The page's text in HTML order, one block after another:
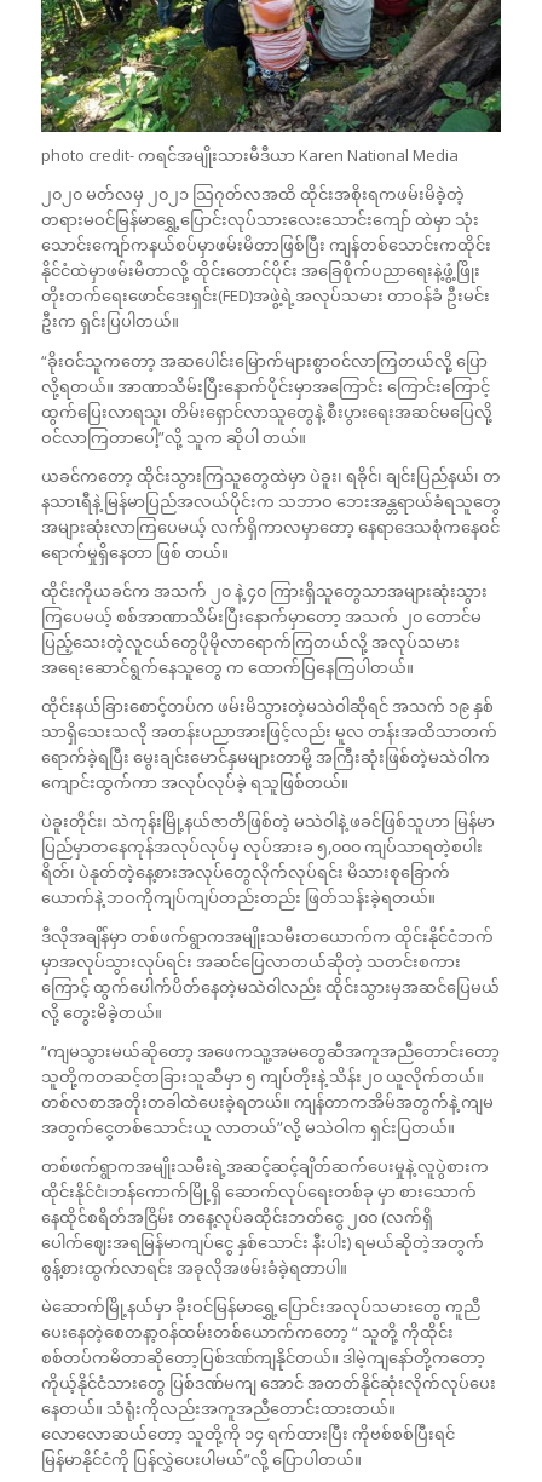
photo credit- ကရင်အမျိုးသားမီဒီယာ Karen National Media
၂၀၂၀ မတ်လမှ ၂၀၂၁ သြဂုတ်လအထိ ထိုင်းအစိုးရကဖမ်းမိခဲ့တဲ့
တရားမဝင်မြန်မာရွှေ့ပြောင်းလုပ်သားလေးသောင်းကျော် ထဲမှာ သုံး
သောင်းကျော်ကနယ်စပ်မှာဖမ်းမိတာဖြစ်ပြီး ကျန်တစ်သောင်းကထိုင်း
နိုင်ငံထဲမှာဖမ်းမိတာလို့ ထိုင်းတောင်ပိုင်း အခြေစိုက်ပညာရေးနဲ့ဖွံ့ဖြိုး
တိုးတက်ရေးဖောင်ဒေးရှင်း(FED)အဖွဲ့ရဲ့အလုပ်သမား တာဝန်ခံ ဦးမင်း
ဦးက ရှင်းပြပါတယ်။
“ခိုးဝင်သူကတော့ အဆပေါင်းမြောက်များစွာဝင်လာကြတယ်လို့ ပြော
လို့ရတယ်။ အာဏာသိမ်းပြီးနောက်ပိုင်းမှာအကြောင်း ကြောင်းကြောင့်
ထွက်ပြေးလာရသူ၊ တိမ်းရှောင်လာသူတွေနဲ့ စီးပွားရေးအဆင်မပြေလို့
ဝင်လာကြတာပေါ့”လို့ သူက ဆိုပါ တယ်။
ယခင်ကတော့ ထိုင်းသွားကြသူတွေထဲမှာ ပဲခူး၊ ရခိုင်၊ ချင်းပြည်နယ်၊ တ
နသာၤရီနဲ့ မြန်မာပြည်အလယ်ပိုင်းက သဘာဝ ဘေးအန္တရာယ်ခံရသူတွေ
အများဆုံးလာကြပေမယ့် လက်ရှိကာလမှာတော့ နေရာဒေသစုံကနေဝင်
ရောက်မှုရှိနေတာ ဖြစ် တယ်။
ထိုင်းကိုယခင်က အသက် ၂၀ နဲ့ ၄၀ ကြားရှိသူတွေသာအများဆုံးသွား
ကြပေမယ့် စစ်အာဏာသိမ်းပြီးနောက်မှာတော့ အသက် ၂၀ တောင်မ
ပြည့်သေးတဲ့လူငယ်တွေပိုမိုလာရောက်ကြတယ်လို့ အလုပ်သမား
အရေးဆောင်ရွက်နေသူတွေ က ထောက်ပြနေကြပါတယ်။
ထိုင်းနယ်ခြားစောင့်တပ်က ဖမ်းမိသွားတဲ့မသဲဝါဆိုရင် အသက် ၁၉ နှစ်
သာရှိသေးသလို အတန်းပညာအားဖြင့်လည်း မူလ တန်းအထိသာတက်
ရောက်ခဲ့ရပြီး မွေးချင်းမောင်နှမများတာမို့ အကြီးဆုံးဖြစ်တဲ့မသဲဝါက
ကျောင်းထွက်ကာ အလုပ်လုပ်ခဲ့ ရသူဖြစ်တယ်။
ပဲခူးတိုင်း၊ သဲကုန်းမြို့နယ်ဇာတိဖြစ်တဲ့ မသဲဝါနဲ့ ဖခင်ဖြစ်သူဟာ မြန်မာ
ပြည်မှာတနေကုန်အလုပ်လုပ်မှ လုပ်အားခ ၅,၀၀၀ ကျပ်သာရတဲ့စပါး
ရိတ်၊ ပဲနုတ်တဲ့နေ့စားအလုပ်တွေလိုက်လုပ်ရင်း မိသားစုခြောက်
ယောက်နဲ့ ဘဝကိုကျပ်ကျပ်တည်းတည်း ဖြတ်သန်းခဲ့ရတယ်။
ဒီလိုအချိန်မှာ တစ်ဖက်ရွာကအမျိုးသမီးတယောက်က ထိုင်းနိုင်ငံဘက်
မှာအလုပ်သွားလုပ်ရင်း အဆင်ပြေလာတယ်ဆိုတဲ့ သတင်းစကား
ကြောင့် ထွက်ပေါက်ပိတ်နေတဲ့မသဲဝါလည်း ထိုင်းသွားမှအဆင်ပြေမယ်
လို့ တွေးမိခဲ့တယ်။
“ကျမသွားမယ်ဆိုတော့ အဖေကသူ့အမတွေဆီအကူအညီတောင်းတော့
သူတို့ကတဆင့်တခြားသူဆီမှာ ၅ ကျပ်တိုးနဲ့ သိန်း၂၀ ယူလိုက်တယ်။
တစ်လစာအတိုးတခါထဲပေးခဲ့ရတယ်။ ကျန်တာကအိမ်အတွက်နဲ့ ကျမ
အတွက်ငွေတစ်သောင်းယူ လာတယ်”လို့ မသဲဝါက ရှင်းပြတယ်။
တစ်ဖက်ရွာကအမျိုးသမီးရဲ့အဆင့်ဆင့်ချိတ်ဆက်ပေးမှုနဲ့ လူပွဲစားက
ထိုင်းနိုင်ငံ၊ဘန်ကောက်မြို့ရှိ ဆောက်လုပ်ရေးတစ်ခု မှာ စားသောက်
နေထိုင်စရိတ်အငြိမ်း တနေ့လုပ်ခထိုင်းဘတ်ငွေ ၂၀၀ (လက်ရှိ
ပေါက်ဈေးအရမြန်မာကျပ်ငွေ နှစ်သောင်း နီးပါး) ရမယ်ဆိုတဲ့အတွက်
စွန့်စားထွက်လာရင်း အခုလိုအဖမ်းခံခဲ့ရတာပါ။
မဲဆောက်မြို့နယ်မှာ ခိုးဝင်မြန်မာရွှေ့ပြောင်းအလုပ်သမားတွေ ကူညီ
ပေးနေတဲ့စေတနာ့ဝန်ထမ်းတစ်ယောက်ကတော့ “ သူတို့ ကိုထိုင်း
စစ်တပ်ကမိတာဆိုတော့ပြစ်ဒဏ်ကျနိုင်တယ်။ ဒါမဲ့ကျနော်တို့ကတော့
ကိုယ့်နိုင်ငံသားတွေ ပြစ်ဒဏ်မကျ အောင် အတတ်နိုင်ဆုံးလိုက်လုပ်ပေး
နေတယ်။ သံရုံးကိုလည်းအကူအညီတောင်းထားတယ်။
လောလောဆယ်တော့ သူတို့ကို ၁၄ ရက်ထားပြီး ကိုဗစ်စစ်ပြီးရင်
မြန်မာနိုင်ငံကို ပြန်လွှဲပေးပါမယ်”လို့ ပြောပါတယ်။